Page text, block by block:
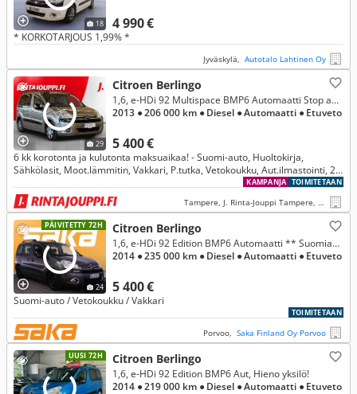
18 4 990 €
* KORKOTARJOUS 1,99% *
Jyväskylä, Autotalo Lahtinen Oy
29
Citroen Berlingo
5 400 €
1,6, e-HDi 92 Multispace BMP6 Automaatti Stop and Start
2013 ● 206 000 km ● Diesel ● Automaatti ● Etuveto
6 kk korotonta ja kulutonta maksuaikaa! - Suomi-auto, Huoltokirja,
Sähkölasit, Moot.lämmitin, Vakkari, P.tutka, Vetokoukku, Aut.ilmastointi, 2 x
TOIMITETAAN
KAMPANJA
Tampere, J. Rinta-Jouppi Tampere, Hatanpää
PÄIVITETTY 72H
24
Citroen Berlingo
5 400 €
1,6, e-HDi 92 Edition BMP6 Automaatti ** Suomiauto / Vetokoukku / Vakkari **
2014 ● 235 000 km ● Diesel ● Automaatti ● Etuveto
Suomi-auto / Vetokoukku / Vakkari
TOIMITETAAN
Porvoo, Saka Finland Oy Porvoo
UUSI 72H Citroen Berlingo
1,6, e-HDi 92 Edition BMP6 Aut, Hieno yksilö!
2014 ● 219 000 km ● Diesel ● Automaatti ● Etuveto